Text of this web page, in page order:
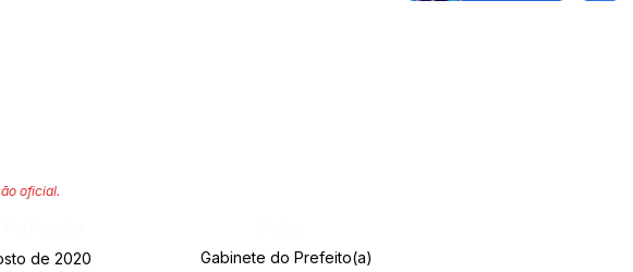
oficial.
de 2020 Gabinete do Prefeito(a)